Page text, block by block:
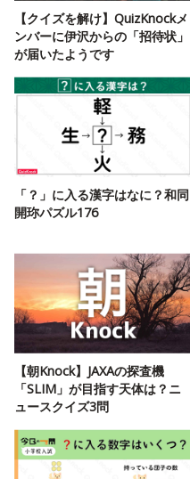
【クイズを解け】QuizKnockメ
ンバーに伊沢からの「招待状」
が届いたようです
「？」に入る漢字はなに？和同
開珎パズル176
【朝Knock】JAXAの探査機
「SLIM」が目指す天体は？ニ
ュースクイズ3問